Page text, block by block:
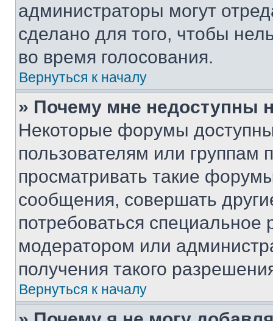
администраторы могут
сделано для того, чтобы
во время голосования.
Вернуться к началу
» Почему мне недоступны
Некоторые форумы
пользователям или группам
просматривать такие
сообщения, совершать
потребоваться
модератором или
получения такого
Вернуться к началу